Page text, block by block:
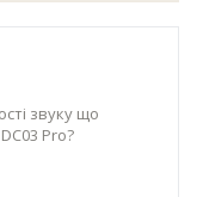
звуку що
Pro?